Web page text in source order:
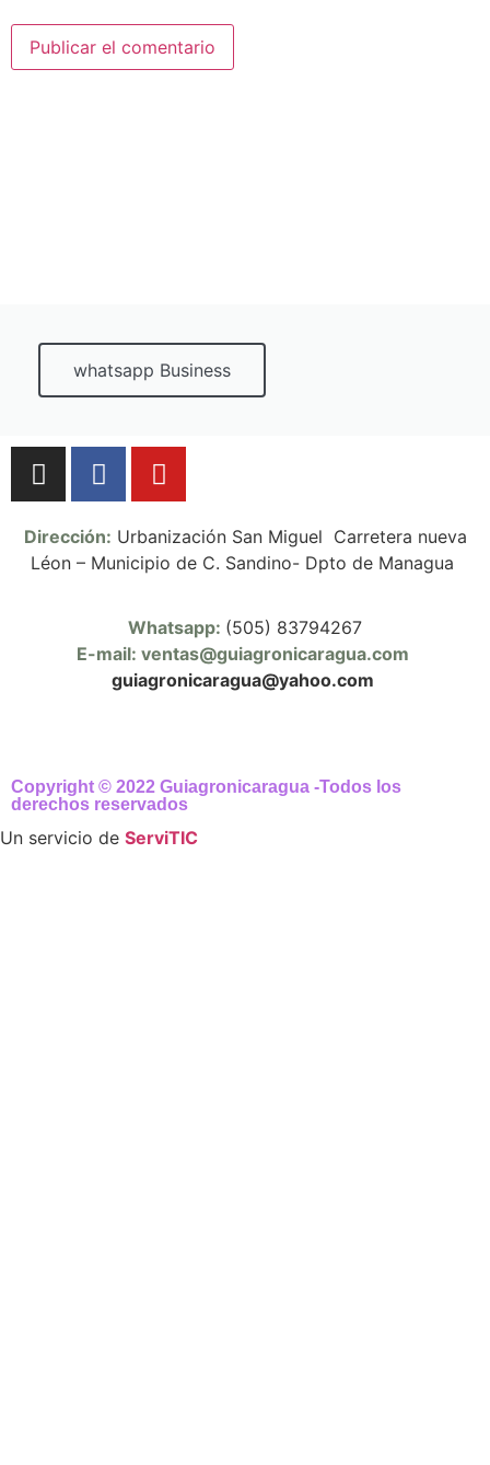
whatsapp Business
Copyright © 2022 Guiagronicaragua -Todos los
derechos reservados
Whatsapp: (505) 83794267
E-mail: ventas@guiagronicaragua.com
guiagronicaragua@yahoo.com
Dirección: Urbanización San Miguel Carretera nueva
Léon – Municipio de C. Sandino- Dpto de Managua
Un servicio de ServiTIC